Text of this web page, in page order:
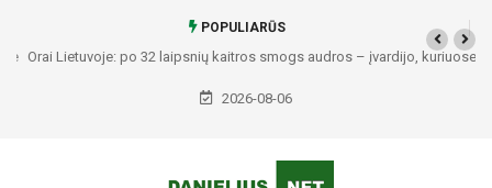
POPULIARŪS
Orai Lietuvoje: po 32 laipsnių kaitros smogs audros – įvardijo, kuriuose
regionuose bus pavojingiausia
2026-08-06